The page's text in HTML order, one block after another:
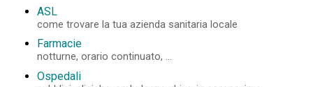
ASL
come trovare la tua azienda sanitaria locale
Farmacie
notturne, orario continuato, ...
Ospedali